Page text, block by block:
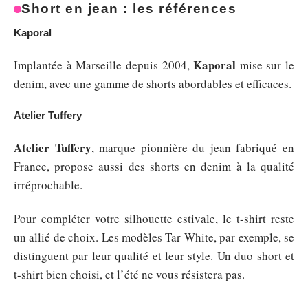
Short en jean : les références
Kaporal
Implantée à Marseille depuis 2004,Kaporal mise sur le
denim, avec une gamme de shorts abordables et efficaces.
Atelier Tuffery
Atelier Tuffery, marque pionnière du jean fabriqué en
France, propose aussi des shorts en denim à la qualité
irréprochable.
Pour compléter votre silhouette estivale, le t-shirt reste
un allié de choix. Les modèles Tar White, par exemple, se
distinguent par leur qualité et leur style. Un duo short et
t-shirt bien choisi, et l’été ne vous résistera pas.